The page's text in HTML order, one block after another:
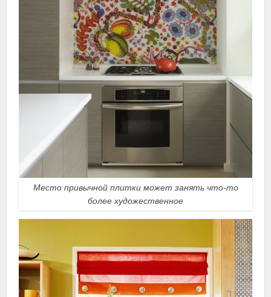
Место привычной плитки может занять что-то
более художественное